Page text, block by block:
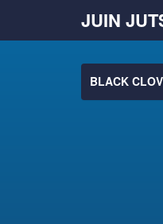
JUIN
BLACK